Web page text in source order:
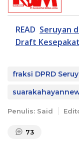
READ Seruyan
Draft
fraksi DPRD
Penulis: Said
73